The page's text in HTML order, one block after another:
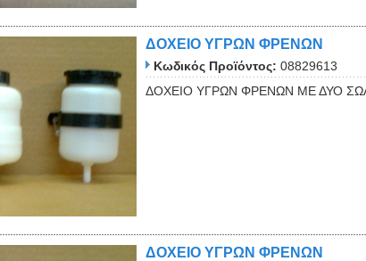
ΔΟΧΕΙΟ ΥΓΡΩΝ ΦΡΕΝΩΝ
Κωδικός Προϊόντος: 08829613
ΔΟΧΕΙΟ ΥΓΡΩΝ ΦΡΕΝΩΝ ΜΕ ΔΥΟ
ΔΟΧΕΙΟ ΥΓΡΩΝ ΦΡΕΝΩΝ